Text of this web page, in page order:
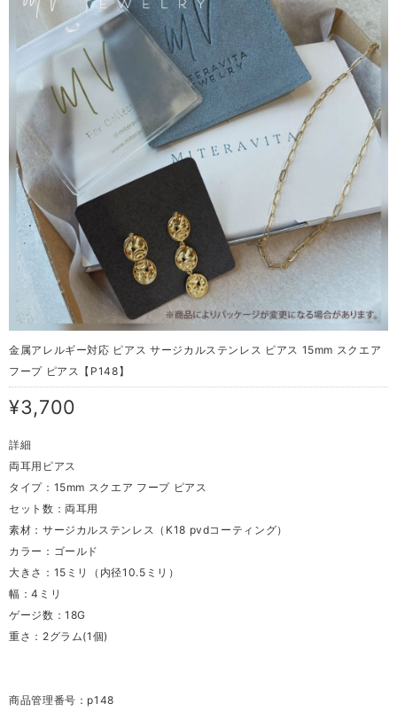
金属アレルギー対応 ピアス サージカルステンレス ピアス 15mm スクエア
フープ ピアス【P148】
¥3,700
詳細
両耳用ピアス
タイプ：15mm スクエア フープ ピアス
セット数：両耳用
素材：サージカルステンレス（K18 pvdコーティング）
カラー：ゴールド
大きさ：15ミリ（内径10.5ミリ）
幅：4ミリ
ゲージ数：18G
重さ：2グラム(1個)
商品管理番号：p148